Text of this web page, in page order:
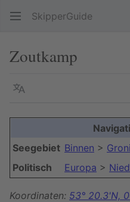
SkipperGuide
Zoutkamp
Sprache
Seegebiet Binnen >
Politisch
Europa >
Koordinaten: 53° 20.3'N,